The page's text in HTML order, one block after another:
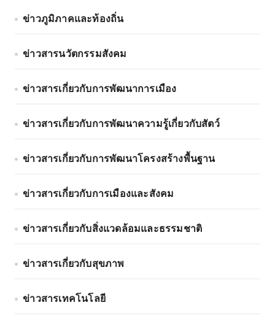
ข่าวภูมิภาคและท้องถิ่น
ข่าวสารนวัตกรรมสังคม
ข่าวสารเกี่ยวกับการพัฒนาการเมือง
ข่าวสารเกี่ยวกับการพัฒนาความรู้เกี่ยวกับสัตว์
ข่าวสารเกี่ยวกับการพัฒนาโครงสร้างพื้นฐาน
ข่าวสารเกี่ยวกับการเมืองและสังคม
ข่าวสารเกี่ยวกับสิ่งแวดล้อมและธรรมชาติ
ข่าวสารเกี่ยวกับสุขภาพ
ข่าวสารเทคโนโลยี